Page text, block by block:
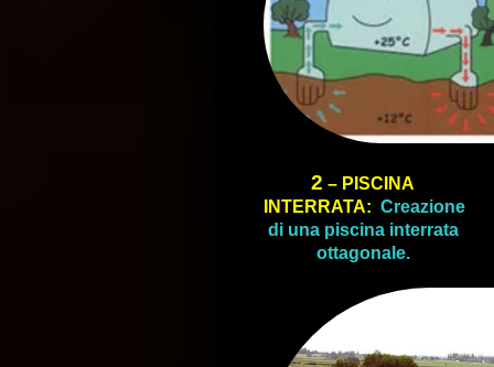
2 – PISCINA
INTERRATA: Creazione
di una piscina interrata
ottagonale.